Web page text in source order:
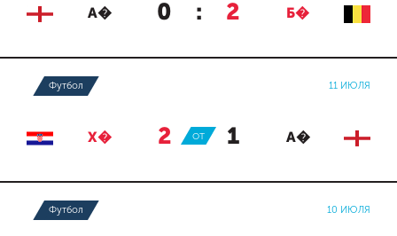
А� 0 : 2 Б�
Футбол 11 ИЮЛЯ
Х� 2 : 1 А�
ОТ
Футбол 10 ИЮЛЯ